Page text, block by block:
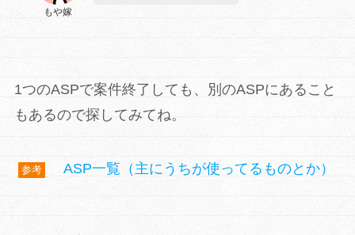
もや嫁
1つのASPで案件終了しても、別のASPにあること
もあるので探してみてね。
参考 ASP一覧（主にうちが使ってるものとか）